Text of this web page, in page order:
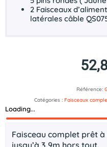
2 Faisceaux
latérales câble
Référence:
Catégories : Faisceaux
Loading...
Faisceau complet prêt
jusqu’à 3.9m hors tout.